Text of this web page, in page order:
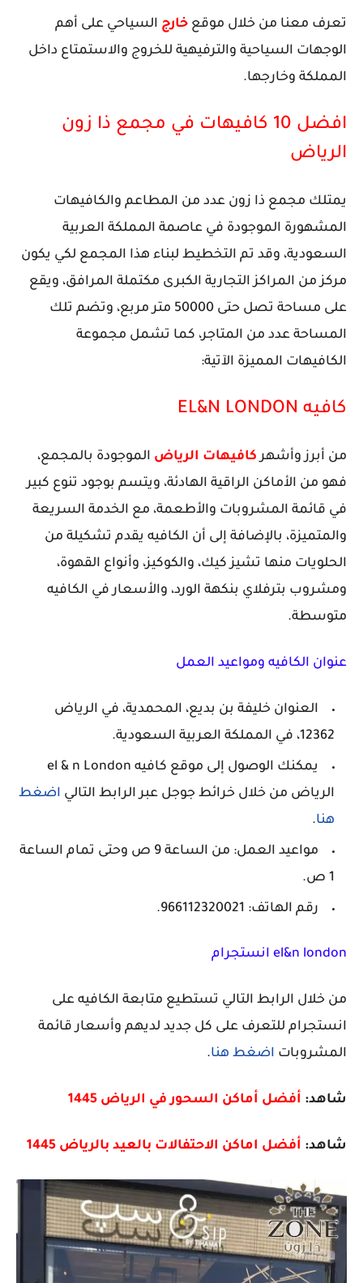
تعرف معنا من خلال موقع خارج السياحي على أهم
الوجهات السياحية والترفيهية للخروج والاستمتاع داخل
المملكة وخارجها.
افضل 10 كافيهات في مجمع ذا زون
الرياض
يمتلك مجمع ذا زون عدد من المطاعم والكافيهات
المشهورة الموجودة في عاصمة المملكة العربية
السعودية، وقد تم التخطيط لبناء هذا المجمع لكي يكون
مركز من المراكز التجارية الكبرى مكتملة المرافق، ويقع
على مساحة تصل حتى 50000 متر مربع، وتضم تلك
المساحة عدد من المتاجر، كما تشمل مجموعة
الكافيهات المميزة الآتية:
كافيه EL&N LONDON
من أبرز وأشهركافيهات الرياض الموجودة بالمجمع،
فهو من الأماكن الراقية الهادئة، ويتسم بوجود تنوع كبير
في قائمة المشروبات والأطعمة، مع الخدمة السريعة
والمتميزة، بالإضافة إلى أن الكافيه يقدم تشكيلة من
الحلويات منها تشيز كيك، والكوكيز، وأنواع القهوة،
ومشروب بترفلاي بنكهة الورد، والأسعار في الكافيه
متوسطة.
عنوان الكافيه ومواعيد العمل
العنوان خليفة بن بديع، المحمدية، في الرياض
12362، في المملكة العربية السعودية.
يمكنك الوصول إلى موقع كافيه el & n London
الرياض من خلال خرائط جوجل عبر الرابط التالي اضغط
هنا.
مواعيد العمل: من الساعة 9 ص وحتى تمام الساعة
1 ص.
رقم الهاتف: 966112320021.
el&n london انستجرام
من خلال الرابط التالي تستطيع متابعة الكافيه على
انستجرام للتعرف على كل جديد لديهم وأسعار قائمة
المشروبات اضغط هنا.
شاهد: أفضل أماكن السحور في الرياض 1445
شاهد: أفضل اماكن الاحتفالات بالعيد بالرياض 1445